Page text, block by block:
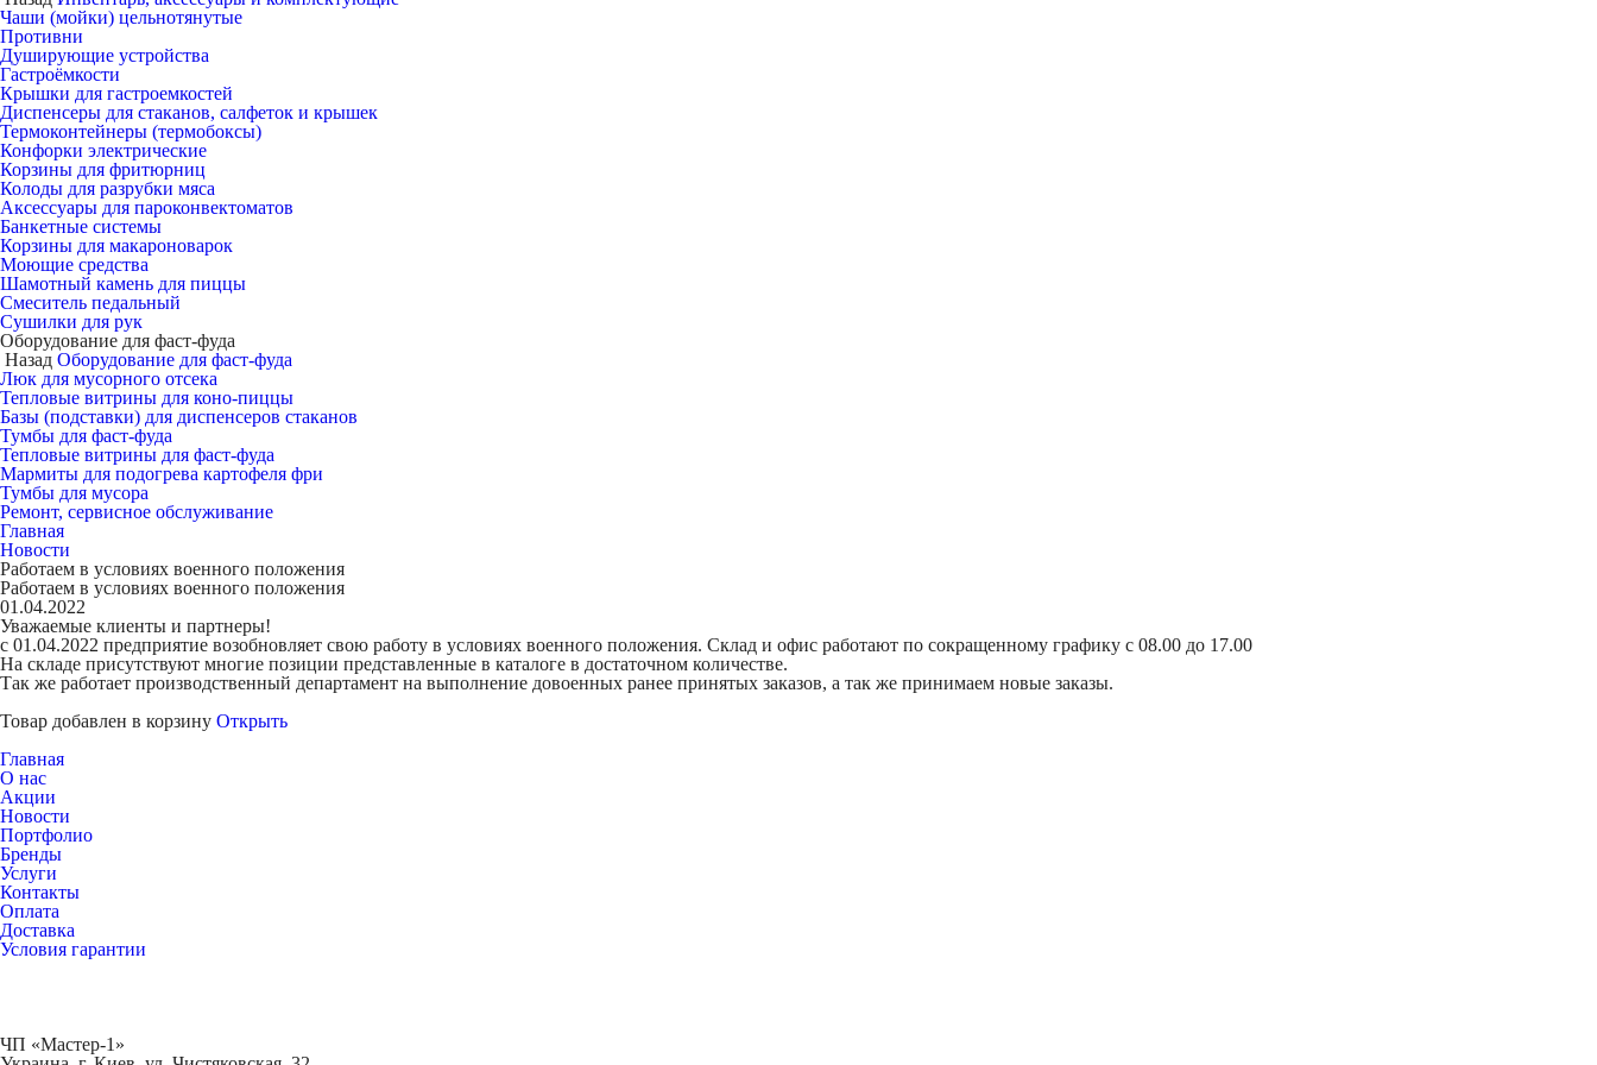
Чаши (мойки) цельнотянутые
Противни
Душирующие устройства
Гастроёмкости
Крышки для гастроемкостей
Диспенсеры для стаканов, салфеток и крышек
Термоконтейнеры (термобоксы)
Конфорки электрические
Корзины для фритюрниц
Колоды для разрубки мяса
Аксессуары для пароконвектоматов
Банкетные системы
Корзины для макароноварок
Моющие средства
Шамотный камень для пиццы
Смеситель педальный
Сушилки для рук
Оборудование для фаст-фуда
Назад Оборудование для фаст-фуда
Люк для мусорного отсека
Тепловые витрины для коно-пиццы
Базы (подставки) для диспенсеров стаканов
Тумбы для фаст-фуда
Тепловые витрины для фаст-фуда
Мармиты для подогрева картофеля фри
Тумбы для мусора
Ремонт, сервисное обслуживание
Главная
Новости
Работаем в условиях военного положения
Работаем в условиях военного положения
01.04.2022
Уважаемые клиенты и партнеры!
с 01.04.2022 предприятие возобновляет свою работу в условиях военного положения. Склад и офис работают по сокращенному графику с 08.00 до 17.00
На складе присутствуют многие позиции представленные в каталоге в достаточном количестве.
Так же работает производственный департамент на выполнение довоенных ранее принятых заказов, а так же принимаем новые заказы.
Товар добавлен в корзину Открыть
Главная
О нас
Акции
Новости
Портфолио
Бренды
Услуги
Контакты
Оплата
Доставка
Условия гарантии
ЧП «Мастер-1»